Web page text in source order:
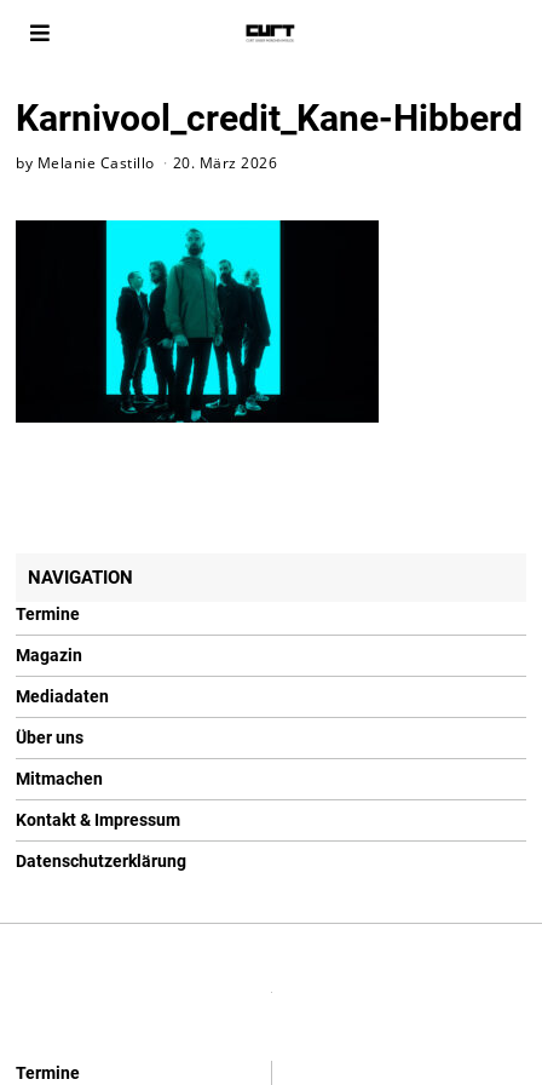
Karnivool_credit_Kane-Hibberd
by Melanie Castillo 20. März 2026
NAVIGATION
Termine
Magazin
Mediadaten
Über uns
Mitmachen
Kontakt & Impressum
Datenschutzerklärung
Termine